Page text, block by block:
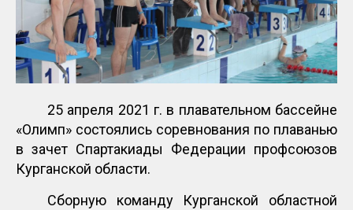
25 апреля 2021 г. в плавательном бассейне
«Олимп» состоялись соревнования по плаванью
в зачет Спартакиады Федерации профсоюзов
Курганской области.
Сборную команду Курганской областной